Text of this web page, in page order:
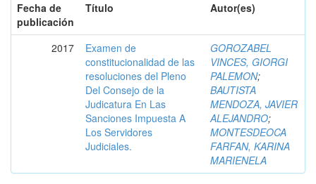
Fecha de
publicación
Título Autor(es)
2017
Examen de
constitucionalidad de las
resoluciones del Pleno
Del Consejo de la
Judicatura En Las
Sanciones Impuesta A
Los Servidores
Judiciales.
GOROZABEL
VINCES, GIORGI
PALEMON;
BAUTISTA
MENDOZA, JAVIER
ALEJANDRO;
MONTESDEOCA
FARFAN, KARINA
MARIENELA